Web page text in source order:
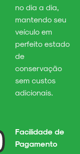
no dia a dia,
mantendo seu
veículo em
perfeito estado
de
conservação
sem custos
adicionais.
Facilidade de
Pagamento